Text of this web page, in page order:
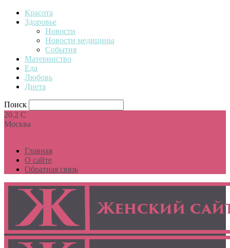
Красота
Здоровье
Новости
Новости медицины
События
Материнство
Еда
Любовь
Диета
Поиск
20.2 C
Москва
Главная
О сайте
Обратная связь